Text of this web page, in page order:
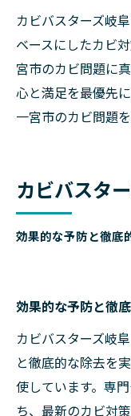
カビバスターズ岐
ベースにしたカビ
宮市のカビ問題に
心と満足を最優先
一宮市のカビ問題
カビバスタ
効果的な予防と徹底
効果的な予防と徹
カビバスターズ岐
と徹底的な除去を
使しています。専
ち、最新のカビ対